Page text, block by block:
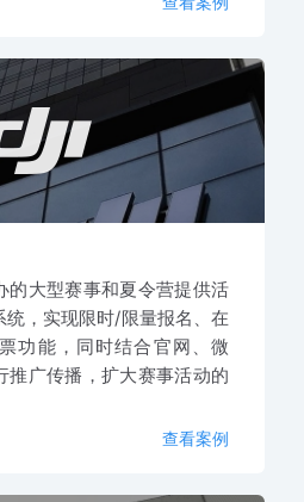
的大型赛事和夏令营提供活
，实现限时/限量报名、在
功能，同时结合官网、微
推广传播，扩大赛事活动的
查看案例